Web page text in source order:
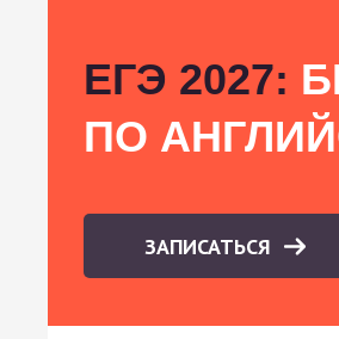
ЕГЭ 2027:
ПО
ЗАПИСАТЬСЯ